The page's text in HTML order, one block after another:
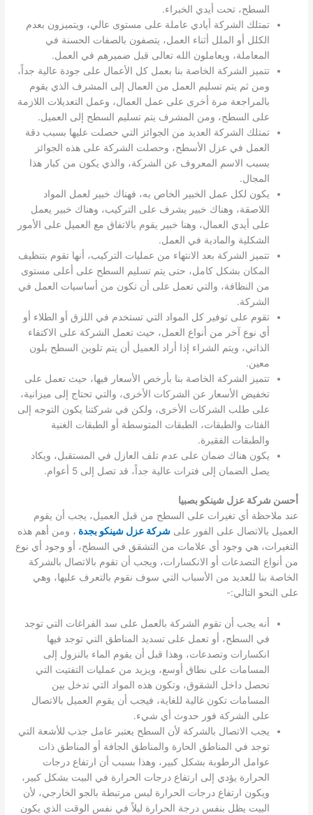
السطح، تحت أيدي الخبراء.
تمتلك الشركة أيادي عاملة على مستوى عالي، ويتميزون بعدم
الكلل أو الملل أثناء العمل، يتصفون بالصفات الحسنة في
المعاملة، ويعاملون الله تعالى قبل ضميرهم في العمل.
تتميز الشركة الخاصة بنا بعمل كل الأعمال على جودة عالية جداً،
ومن ثم يتم تسليم العمل من العمال إلى المشرف الذي يقوم
بالمراجعة مرة أخرى على عمل العمال، وعمل التعديلات اللازمة
على السطح، ومن المشرف يتم تسليم السطح إلى العميل.
تمتلك الشركة العديد من الجوائز التي حصلت عليها بسبب دقة
العمل في عزل الأسطح، وحصلت الشركة على هذه الجوائز
بسبب الاسم المعروف عن الشركة، والذي يكون من كبار هذا
المجال.
يكون لكل عمل الخبير الخاص به، فهناك خبير لعمل المواد
اللاصقة، وهناك خبير يشرف على التركيب، وهناك خبير يعمل
على أيدي العمال، وهنا خبير يقوم بالاتفاق مع العميل على الأمور
الشكلية والمادية في العمل.
تتميز الشركة بعد الانتهاء من عمليات التركيب، أنها تقوم بتنظيف
المكان بشكل كامل، حتى يتم تسليم السطح على أعلى مستوى
من النظافة، والتي تعمل على أن تكون من أساسيات العمل في
الشركة.
تقوم على توفير كل المواد التي تستخدم في اللزق أو الطلاء أو
أي نوع آخر من أنواع العمل، حيث تعمل الشركة على الاكتفاء
الذاتي، ويتم الشراء إذا أراد العميل أن يتم تلوين السطح بلون
معين.
تتميز الشركة الخاصة بنا بأرخص الأسعار فيها، حيث تعمل على
تخفيض الأسعار عن الشركات الأخرى، والتي تحتاج إلى ميزانية،
على طلب الشركات الأخرى، ولكن في شركتنا يكون التوجه إلى
الفئات والطبقات، الطبقات المتوسطة أو الطبقات الغنية
والطبقات الفقيرة.
يكون هناك ضمان على عدم تلف العازل في المستقبل، ويكاد
يصل الضمان إلى فترات عالية جداً، قد تصل إلى 5 أعوام.
أحسن شركة عزل شينكو بصبيا
عند ملاحظة أي تغيرات على السطح من قبل العميل، يجب أن يقوم
العميل بالاتصال على الفور علىشركة عزل شينكو بجدة ، ومن أهم هذه
التغيرات، هي وجود أي علامات من التشقق في السطح، أو وجود أي نوع
من أنواع التصدعات أو الانكسارات، ويجب أن تقوم بالاتصال بالشركة
الخاصة بنا للعديد من الأسباب التي سوف نقوم بالتعرف عليها، وهي
على النحو التالي:-
أنه يجب أن تقوم الشركة بالعمل على سد الفراغات التي توجد
في السطح، أو تعمل على تسديد المناطق التي توجد فيها
انكسارات وتصدعات، وهذا قبل أن يقوم الماء بالنزول إلى
المسامات على نطاق أوسع، ويزيد من عمليات التفتيت التي
تحصل داخل الشقوق، وتكون هذه المواد التي تدخل بين
المسامات تكون غالية للغاية، فيجب أن يقوم العميل بالاتصال
على الشركة فور حدوث أي شيء.
يجب الاتصال بالشركة لأن السطح يعتبر عامل جذب للأشعة التي
توجد في المناطق الحارة والمناطق الجافة أو المناطق ذات
عوامل الرطوبة بشكل كبير، وهذا بسبب أن ارتفاع درجات
الحرارة يؤدي إلى ارتفاع درجات الحرارة في البيت بشكل كبير،
ويكون ارتفاع درجات الحرارة ليس مرتبطة بالجو الخارجي، لأن
البيت يظل بنفس درجة الحرارة ليلاً في نفس الوقت الذي يكون